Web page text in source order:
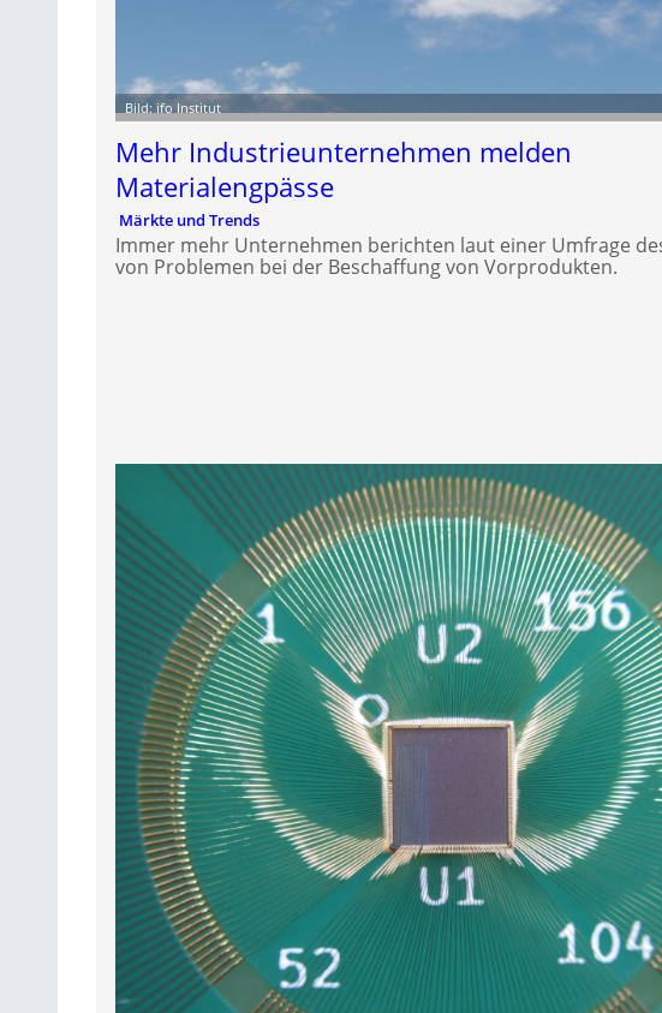
Bild: ifo Institut
Mehr Industrieunternehmen melden
Materialengpässe
Märkte und Trends
Immer mehr Unternehmen berichten laut einer Umfrage
von Problemen bei der Beschaffung von Vorprodukten.